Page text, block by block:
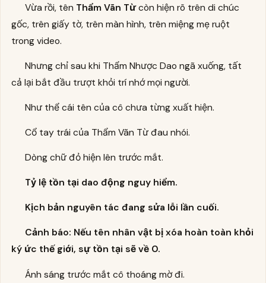
Vừa rồi, tên Thẩm Vãn Từcòn hiện rõ trên di chúc
gốc, trên giấy tờ, trên màn hình, trên miệng mẹ ruột
trong video.
Nhưng chỉ sau khi Thẩm Nhược Dao ngã xuống, tất
cả lại bắt đầu trượt khỏi trí nhớ mọi người.
Như thể cái tên của cô chưa từng xuất hiện.
Cổ tay trái của Thẩm Vãn Từ đau nhói.
Dòng chữ đỏ hiện lên trước mắt.
Tỷ lệ tồn tại dao động nguy hiểm.
Kịch bản nguyên tác đang sửa lỗi lần cuối.
Cảnh báo: Nếu tên nhân vật bị xóa hoàn toàn khỏi
ký ức thế giới, sự tồn tại sẽ về 0.
Ánh sáng trước mắt cô thoáng mờ đi.